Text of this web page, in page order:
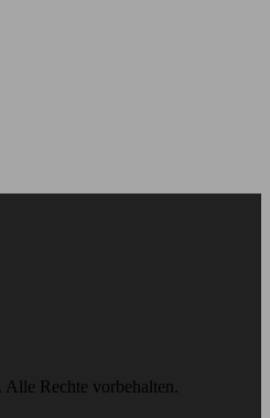
Rechte vorbehalten.